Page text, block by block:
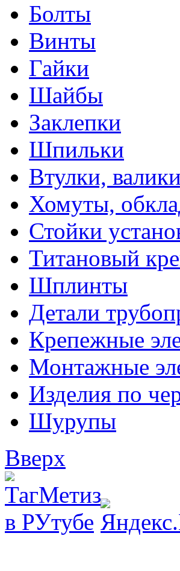
Болты
Винты
Гайки
Шайбы
Заклепки
Шпильки
Втулки,
Хомуты,
Стойки
Титановый
Шплинты
Детали
Крепежные
Монтажные
Изделия по
Шурупы
Вверх